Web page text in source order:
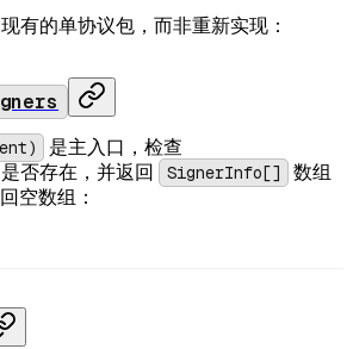
有的单协议包，而非重新实现：
是主入口，检查
是否存在，并返回 SignerInfo[]
数组
空数组：